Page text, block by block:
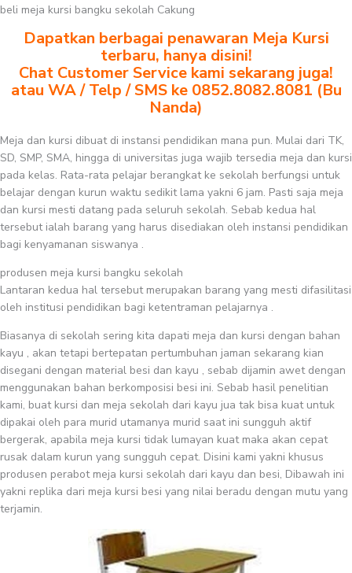
beli meja kursi bangku sekolah Cakung
Dapatkan berbagai penawaran Meja Kursi
terbaru, hanya disini!
Chat Customer Service kami sekarang juga!
atau WA / Telp / SMS ke 0852.8082.8081 (Bu
Nanda)
Meja dan kursi dibuat di instansi pendidikan mana pun. Mulai dari TK,
SD, SMP, SMA, hingga di universitas juga wajib tersedia meja dan kursi
pada kelas. Rata-rata pelajar berangkat ke sekolah berfungsi untuk
belajar dengan kurun waktu sedikit lama yakni 6 jam. Pasti saja meja
dan kursi mesti datang pada seluruh sekolah. Sebab kedua hal
tersebut ialah barang yang harus disediakan oleh instansi pendidikan
bagi kenyamanan siswanya .
produsen meja kursi bangku sekolah
Lantaran kedua hal tersebut merupakan barang yang mesti difasilitasi
oleh institusi pendidikan bagi ketentraman pelajarnya .
Biasanya di sekolah sering kita dapati meja dan kursi dengan bahan
kayu , akan tetapi bertepatan pertumbuhan jaman sekarang kian
disegani dengan material besi dan kayu , sebab dijamin awet dengan
menggunakan bahan berkomposisi besi ini. Sebab hasil penelitian
kami, buat kursi dan meja sekolah dari kayu jua tak bisa kuat untuk
dipakai oleh para murid utamanya murid saat ini sungguh aktif
bergerak, apabila meja kursi tidak lumayan kuat maka akan cepat
rusak dalam kurun yang sungguh cepat. Disini kami yakni khusus
produsen perabot meja kursi sekolah dari kayu dan besi, Dibawah ini
yakni replika dari meja kursi besi yang nilai beradu dengan mutu yang
terjamin.